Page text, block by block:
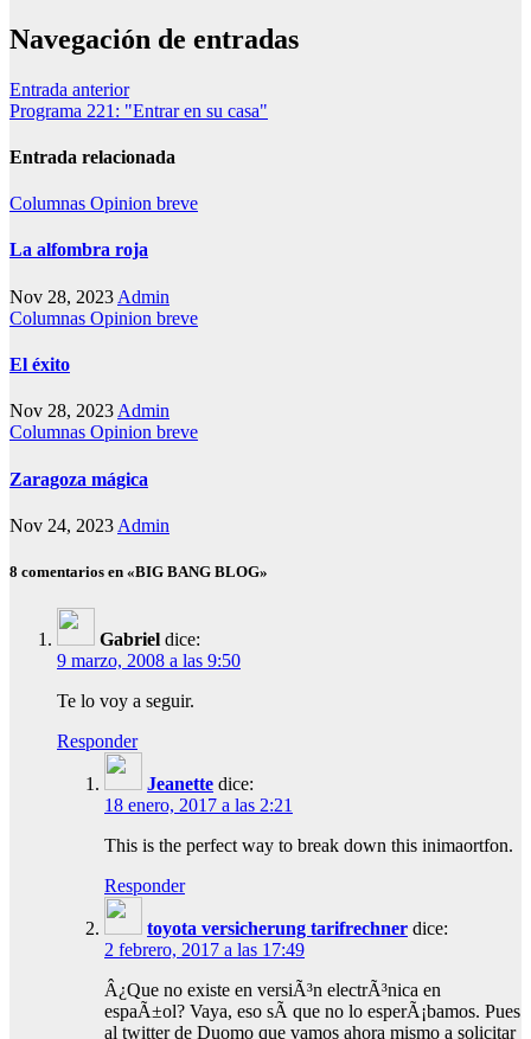
Navegación de entradas
Entrada anterior
Programa 221: "Entrar en su casa"
Entrada relacionada
Columnas Opinion breve
La alfombra roja
Nov 28, 2023 Admin
Columnas Opinion breve
El éxito
Nov 28, 2023 Admin
Columnas Opinion breve
Zaragoza mágica
Nov 24, 2023 Admin
8 comentarios en «BIG BANG BLOG»
Gabriel dice:
9 marzo, 2008 a las 9:50
Te lo voy a seguir.
Responder
Jeanette dice:
18 enero, 2017 a las 2:21
This is the perfect way to break down this inimaortfon.
Responder
toyota versicherung tarifrechner dice:
2 febrero, 2017 a las 17:49
Â¿Que no existe en versiÃ³n electrÃ³nica en
espaÃ±ol? Vaya, eso sÃ­ que no lo esperÃ¡bamos. Pues
al twitter de Duomo que vamos ahora mismo a solicitar